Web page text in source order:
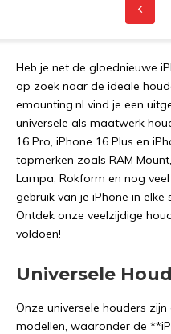
Heb je net de gloednieuwe
op zoek naar de ideale
emounting.nl vind je een
universele als maatwerk
16 Pro, iPhone 16 Plus en
topmerken zoals RAM
Lampa, Rokform en nog
gebruik van je iPhone in
Ontdek onze veelzijdige
voldoen!
Universele
Onze universele houders
modellen, waaronder de